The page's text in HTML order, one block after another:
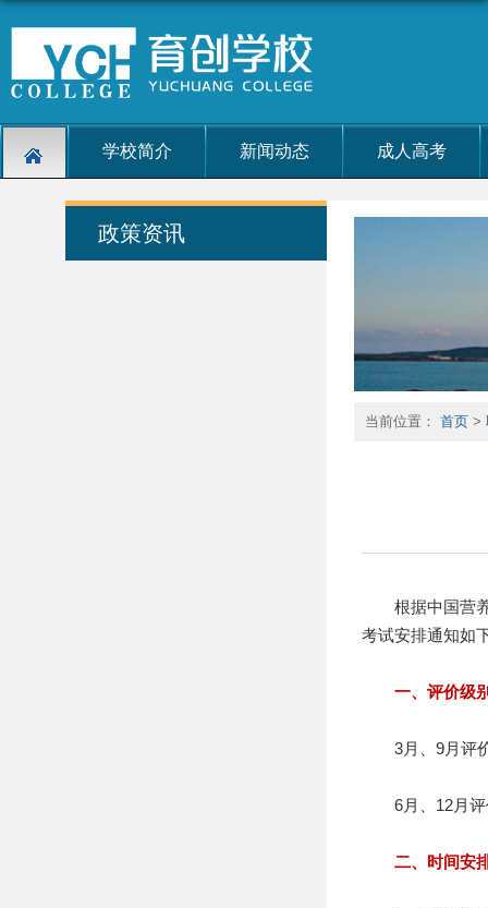
学校简介 新闻动态 成人高考
政策资讯
当前位置： 首页 >
根据中国营养
考试安排通知如
一、评价级
3月、9月评价
6月、12月评
二、时间安